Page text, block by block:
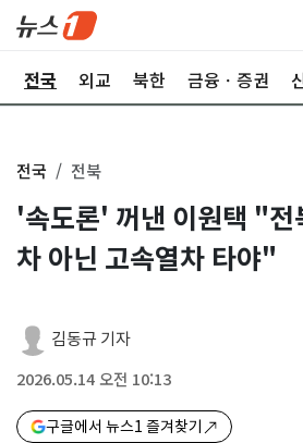
전국 외교 북한 금융ㆍ증권
전국 전북
'속도론' 꺼낸 이원택 "전
차 아닌 고속열차 타야"
김동규 기자
2026.05.14 오전 10:13
구글에서 뉴스1 즐겨찾기